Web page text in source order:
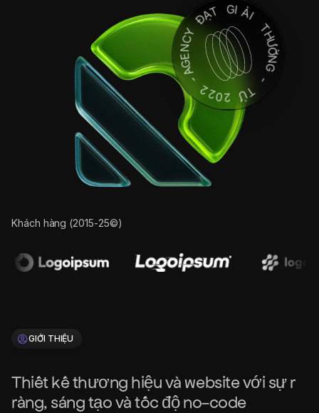
A
G
E
NCY
Đ
Ạ T GIẢ I
T
H
Ư
Ở
N
G
-
T
Ừ
2
0
2
2
-
Khách hàng (2015-25©)
GIỚI THIỆU
Thiết kế thương hiệu và website với sự rõ
ràng, sáng tạo và tốc độ no-code